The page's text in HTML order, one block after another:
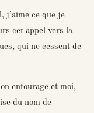
j’aime ce que je
cet appel vers la
qui ne cessent de
entourage et moi,
du nom de